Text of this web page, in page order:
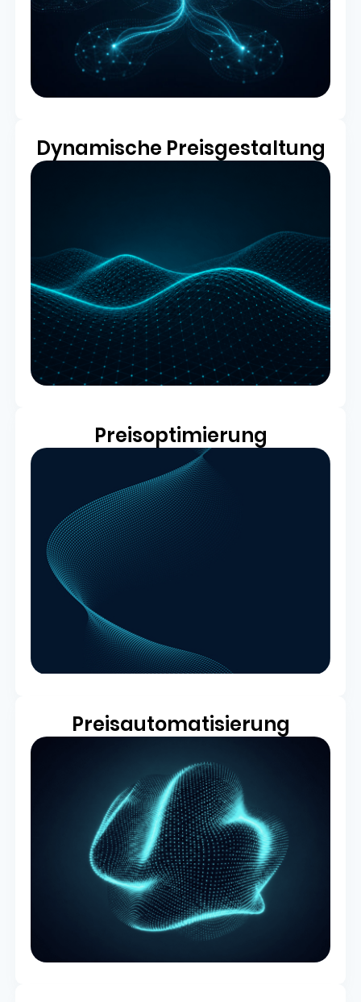
Dynamische Preisgestaltung
Preisoptimierung
Preisautomatisierung